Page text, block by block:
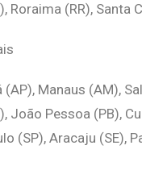
Roraima (RR),
Manaus (AM),
João Pessoa (PB),
(SP), Aracaju (SE),